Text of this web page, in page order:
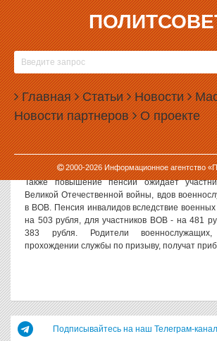
Главная Статьи Новости
Новости партнеров О проекте
2000-2026Информационное агентство
30.03.2006, 13:35
ПРАВИТЕЛЬСТВО ШУТИТ:
ПЕНСИОНЕРЫ ПОЛУЧАТ
Политсовет, 30.03.2006. Правительство
пенсии по старости на 8,5%. Об этом
правления Пенсионного фонда России
Средний размер трудовой пенсии в России,
по старости, по инвалидности, по потере
на 187 рублей.
Также повышение пенсий ожидает
Великой Отечественной войны, вдов
в ВОВ. Пенсия инвалидов вследствие военных
на 503 рубля, для участников ВОВ - на 481
383 рубля. Родители
прохождении службы по призыву, получат
Подписывайтесь на наш Телеграм-канал